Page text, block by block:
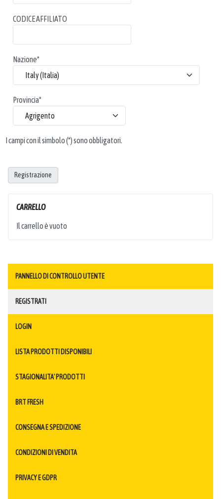
CODICE AFFILIATO
Nazione*
Provincia*
I campi con il simbolo (*) sono obbligatori.
Registrazione
CARRELLO
Il carrello è vuoto
PANNELLO DI CONTROLLO UTENTE
REGISTRATI
LOGIN
LISTA PRODOTTI DISPONIBILI
STAGIONALITA' PRODOTTI
BRT FRESH
CONSEGNA E SPEDIZIONE
CONDIZIONI DI VENDITA
PRIVACY E GDPR